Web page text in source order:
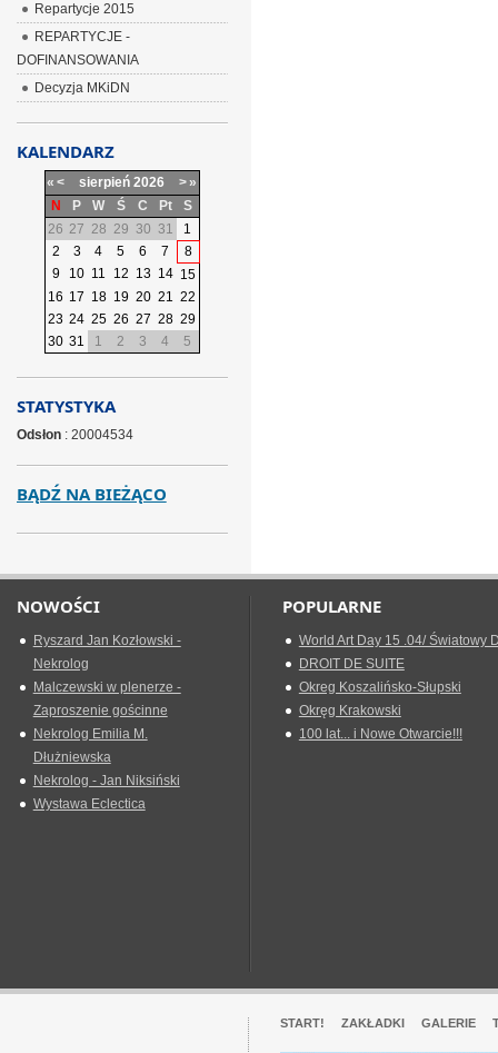
Repartycje 2015
REPARTYCJE -
DOFINANSOWANIA
Decyzja MKiDN
KALENDARZ
« < sierpień 2026 >»
N
P W Ś C Pt
S
26 27 28 29 30 31
1
2
3 4 5 6 7
8
9
10 11 12 13 14 15
16 17 18 19 20 21 22
23 24 25 26 27 28 29
30 31 1 2 3 4 5
STATYSTYKA
Odsłon: 20004534
BĄDŹ NA BIEŻĄCO
NOWOŚCI
Ryszard Jan Kozłowski -
Nekrolog
Malczewski w plenerze -
Zaproszenie gościnne
Nekrolog Emilia M.
Dłużniewska
Nekrolog - Jan Niksiński
Wystawa Eclectica
POPULARNE
World Art Day 15 .04/ Światowy
DROIT DE SUITE
Okreg Koszalińsko-Słupski
Okręg Krakowski
100 lat... i Nowe Otwarcie!!!
START! ZAKŁADKI GALERIE